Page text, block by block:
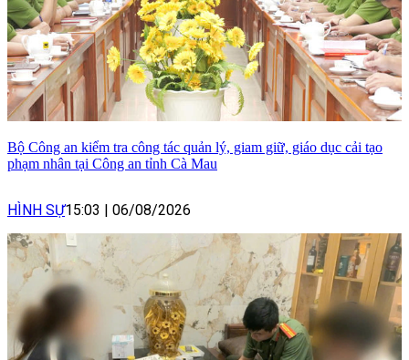
Bộ Công an kiểm tra công tác quản lý, giam giữ, giáo dục cải tạo
phạm nhân tại Công an tỉnh Cà Mau
HÌNH SỰ15:03 | 06/08/2026